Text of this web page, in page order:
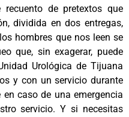
de pretextos que
dividida en dos entregas,
hombres que nos leen se
que, sin exagerar, puede
Urológica de Tijuana
y con un servicio durante
caso de una emergencia
servicio. Y si necesitas